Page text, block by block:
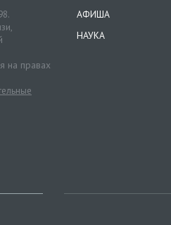
на правах
АФИША
НАУКА